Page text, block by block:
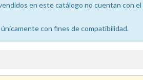
en este catálogo no cuentan con
con fines de compatibilidad.